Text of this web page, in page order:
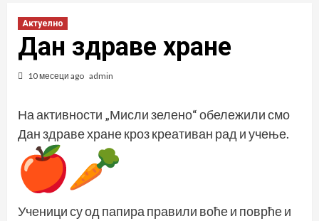
Актуелно
Дан здраве хране
10 месеци ago admin
На активности „Мисли зелено“ обележили смо
Дан здраве хране кроз креативан рад и учење.
Ученици су од папира правили воће и поврће и